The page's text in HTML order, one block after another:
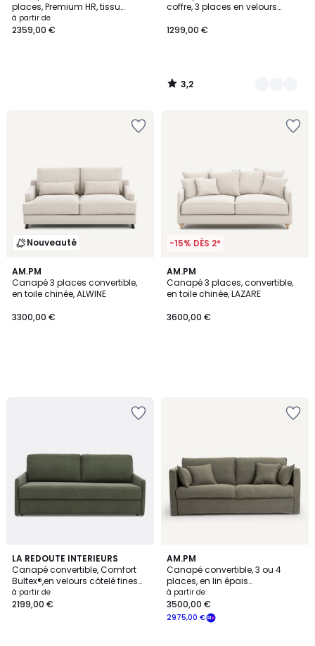
places, Premium HR, tissu
texturé moucheté, TIMOR
à partir de
2359,00 €
coffre, 3 places en velours
1299,00 €
3,2
/
Nouveauté
AM.PM
Canapé 3 places convertible,
en toile chinée, ALWINE
3300,00 €
-15% DÈS 2*
AM.PM
Canapé 3 places, convertible,
en toile chinée, LAZARE
3600,00 €
LA REDOUTE INTERIEURS
Canapé convertible, Comfort
Bultex®,en velours côtelé fines
cotes, MARTA
à partir de
2199,00 €
5
Couleurs
AM.PM
Canapé convertible, 3 ou 4
places, en lin épais
stonewashed, Camille
à partir de
2975,00 €
3500,00 €
3
/
5
2
Couleurs